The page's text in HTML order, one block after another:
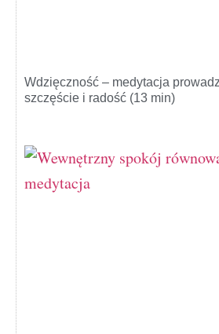
Wdzięczność – medytacja
szczęście i radość (13 min)